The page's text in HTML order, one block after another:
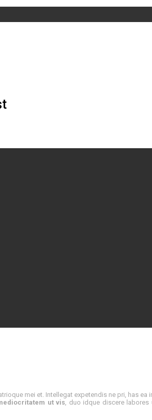
mei et. Intellegat expetendis ne pri, has ea
ut vis, duo idque discere labores